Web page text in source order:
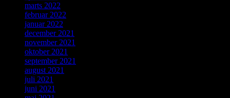
marts 2022
februar 2022
januar 2022
december 2021
november 2021
oktober 2021
september 2021
august 2021
juli 2021
juni 2021